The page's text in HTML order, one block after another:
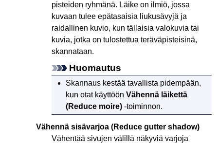
pisteiden ryhmänä. Läike on ilmiö, jossa
kuvaan tulee epätasaisia liukusävyjä ja
raidallinen kuvio, kun tällaisia valokuvia tai
kuvia, jotka on tulostettua teräväpisteisinä,
skannataan.
Huomautus
Skannaus kestää tavallista pidempään,
kun otat käyttöönVähennä läikettä
(Reduce moire) -toiminnon.
Vähennä sisävarjoa (Reduce gutter shadow)
Vähentää sivujen välillä näkyviä varjoja